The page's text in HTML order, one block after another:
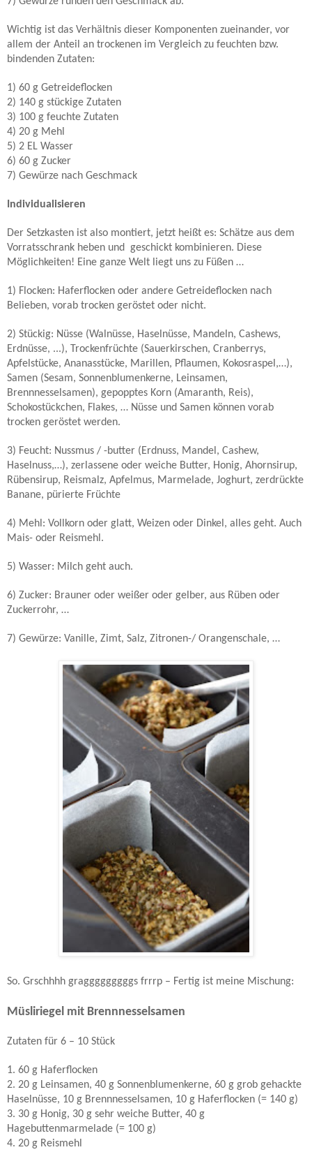
Wichtig ist das Verhältnis dieser Komponenten zueinander, vor
allem der Anteil an trockenen im Vergleich zu feuchten bzw.
bindenden Zutaten:
1) 60 g Getreideflocken
2) 140 g stückige Zutaten
3) 100 g feuchte Zutaten
4) 20 g Mehl
5) 2 EL Wasser
6) 60 g Zucker
7) Gewürze nach Geschmack
Individualisieren
Der Setzkasten ist also montiert, jetzt heißt es: Schätze aus dem
Vorratsschrank heben und geschickt kombinieren. Diese
Möglichkeiten! Eine ganze Welt liegt uns zu Füßen …
1) Flocken: Haferflocken oder andere Getreideflocken nach
Belieben, vorab trocken geröstet oder nicht.
2) Stückig: Nüsse (Walnüsse, Haselnüsse, Mandeln, Cashews,
Erdnüsse, ...), Trockenfrüchte (Sauerkirschen, Cranberrys,
Apfelstücke, Ananasstücke, Marillen, Pflaumen, Kokosraspel,…),
Samen (Sesam, Sonnenblumenkerne, Leinsamen,
Brennnesselsamen), gepopptes Korn (Amaranth, Reis),
Schokostückchen, Flakes, … Nüsse und Samen können vorab
trocken geröstet werden.
3) Feucht: Nussmus / -butter (Erdnuss, Mandel, Cashew,
Haselnuss,…), zerlassene oder weiche Butter, Honig, Ahornsirup,
Rübensirup, Reismalz, Apfelmus, Marmelade, Joghurt, zerdrückte
Banane, pürierte Früchte
4) Mehl: Vollkorn oder glatt, Weizen oder Dinkel, alles geht. Auch
Mais- oder Reismehl.
5) Wasser: Milch geht auch.
6) Zucker: Brauner oder weißer oder gelber, aus Rüben oder
Zuckerrohr, …
7) Gewürze: Vanille, Zimt, Salz, Zitronen-/ Orangenschale, …
So. Grschhhh gragggggggggs frrrp – Fertig ist meine Mischung:
Müsliriegel mit Brennnesselsamen
Zutaten für 6 – 10 Stück
1. 60 g Haferflocken
2. 20 g Leinsamen, 40 g Sonnenblumenkerne, 60 g grob gehackte
Haselnüsse, 10 g Brennnesselsamen, 10 g Haferflocken (= 140 g)
3. 30 g Honig, 30 g sehr weiche Butter, 40 g
Hagebuttenmarmelade (= 100 g)
4. 20 g Reismehl